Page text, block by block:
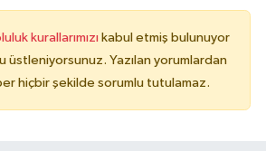
kurallarımızı kabul etmiş bulunuyor
üstleniyorsunuz. Yazılan yorumlardan
hiçbir şekilde sorumlu tutulamaz.